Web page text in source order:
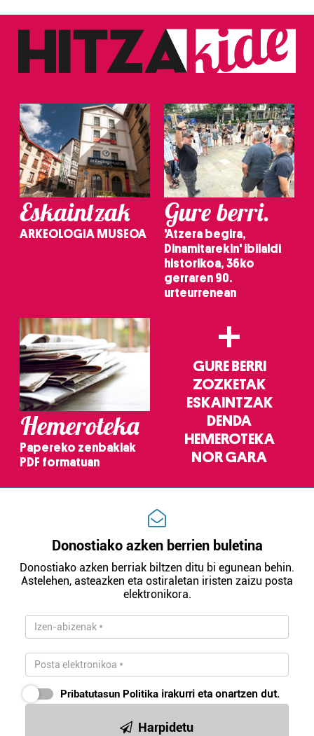
Eskaintzak
ARKEOLOGIA MUSEOA
Gure berri.
'Atzera begira,
Dinamitarekin' ibilaldi
historikoa, 36ko
gerraren 90.
urteurrenean
Hemeroteka
Papereko zenbakiak
PDF formatuan
+
GURE BERRI
ZOZKETAK
ESKAINTZAK
DENDA
HEMEROTEKA
NOR GARA
Donostiako azken berrien buletina
Donostiako azken berriak biltzen ditu bi egunean behin.
Astelehen, asteazken eta ostiraletan iristen zaizu posta
elektronikora.
Pribatutasun Politika irakurri eta onartzen dut.
Harpidetu